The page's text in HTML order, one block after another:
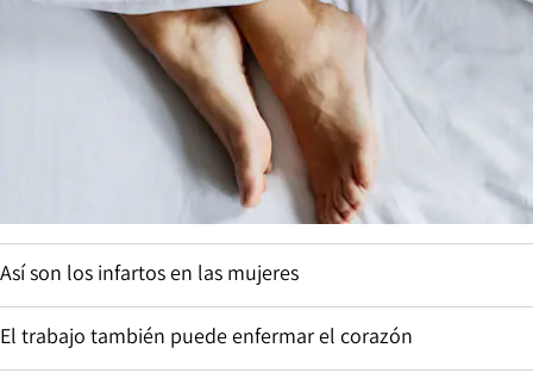
Así son los infartos en las mujeres
El trabajo también puede enfermar el corazón